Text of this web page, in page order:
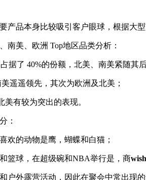
产品本身比较吸引客户眼球，根据大
南美、欧洲 Top地区品类分析：
据了 40%的份额，北美、南美紧随其后
遥遥领先，其次为欧洲及北美；
美有较为突出的表现。
：
欢的动物是鹰，蝴蝶和白猫；
篮球，在超级碗和NBA举行是，商
户外露营活动，因此在聚会中常出现